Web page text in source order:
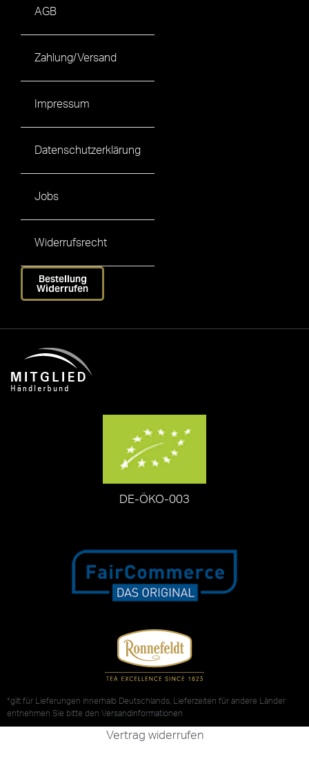
AGB
Zahlung/Versand
Impressum
Datenschutzerklärung
Jobs
Widerrufsrecht
Bestellung
Widerrufen
DE-ÖKO-003
*gilt für Lieferungen innerhalb Deutschlands, Lieferzeiten für andere Länder
entnehmen Sie bitte den Versandinformationen
Vertrag widerrufen